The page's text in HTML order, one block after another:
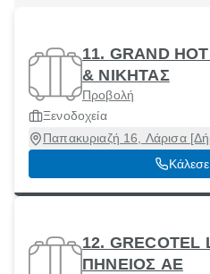
11. GRAND
& ΝΙΚΗΤΑΣ
Προβολή
Ξενοδοχεία
Παπακυριαζή 16, Λάρισα
12. GRECOTEL
ΠΗΝΕΙΟΣ ΑΕ